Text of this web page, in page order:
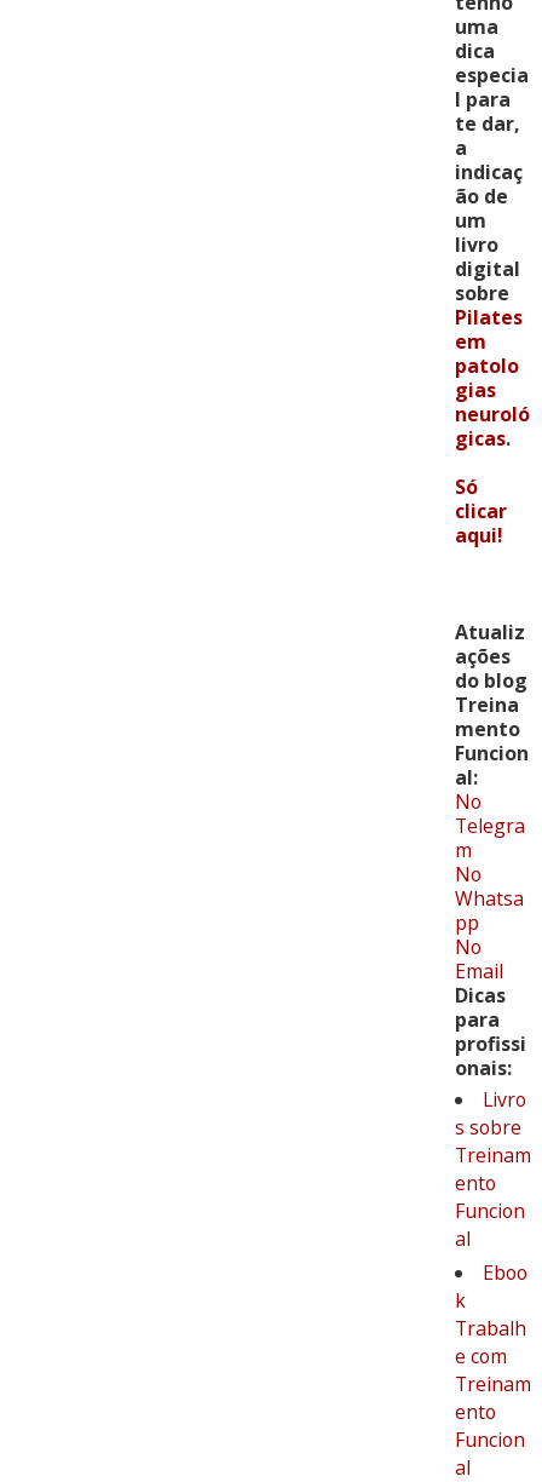
uma
dica
especia
l para
te dar,
a
indicaç
ão de
um
livro
digital
sobre
Pilates
em
patolo
gias
neuroló
gicas.
Só
clicar
aqui!
Atualiz
ações
do blog
Treina
mento
Funcion
al:
No
Telegra
m
No
Whatsa
pp
No
Email
Dicas
para
profissi
onais:
Livro
s sobre
Treinam
ento
Funcion
al
Eboo
k
Trabalh
e com
Treinam
ento
Funcion
al